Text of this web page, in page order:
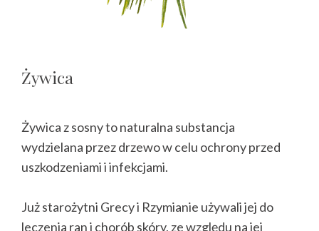
Żywica
Żywica z sosny to naturalna substancja
wydzielana przez drzewo w celu ochrony przed
uszkodzeniami i infekcjami.
Już starożytni Grecy i Rzymianie używali jej do
leczenia ran i chorób skóry, ze względu na jej